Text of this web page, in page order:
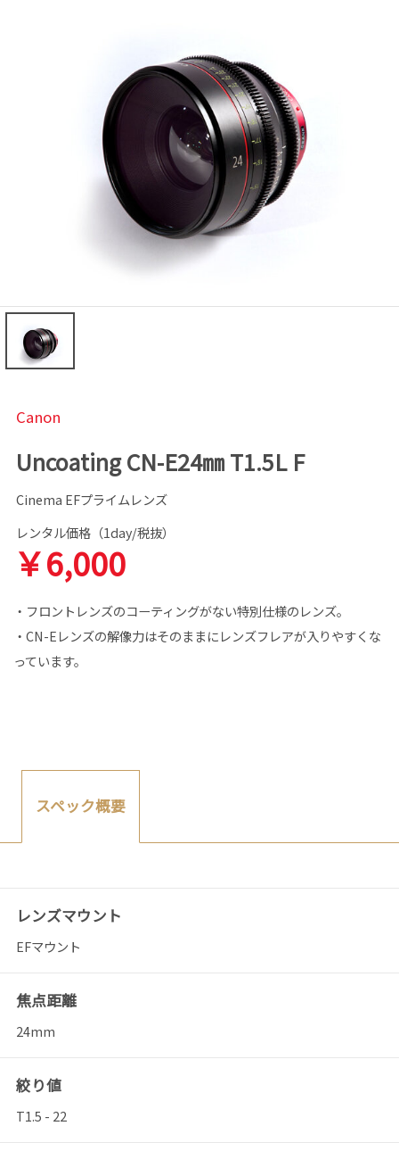
Canon
Uncoating CN-E24㎜ T1.5L F
Cinema EFプライムレンズ
レンタル価格（1day/税抜）
￥6,000
・フロントレンズのコーティングがない特別仕様のレンズ。
・CN-Eレンズの解像力はそのままにレンズフレアが入りやすくな
っています。
スペック概要
レンズマウント
EFマウント
焦点距離
24mm
絞り値
T1.5 - 22